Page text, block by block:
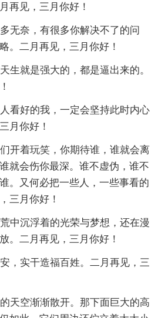
再见，三月你好！
无奈，有很多你解决不了的问
。二月再见，三月你好！
生就是强大的，都是逼出来的。
看好的我，一定会坚持此时内心
月你好！
开着玩笑，你期待谁，谁就会离
就会伤你最深。谁不虚伪，谁不
。又何必把一些人，一些事看的
三月你好！
中沉浮着的光荣与梦想，还在漫
。二月再见，三月你好！
，实干造福百姓。二月再见，三
天空渐渐散开。那下面巨大的高